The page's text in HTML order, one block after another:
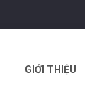
GIỚI THIỆU